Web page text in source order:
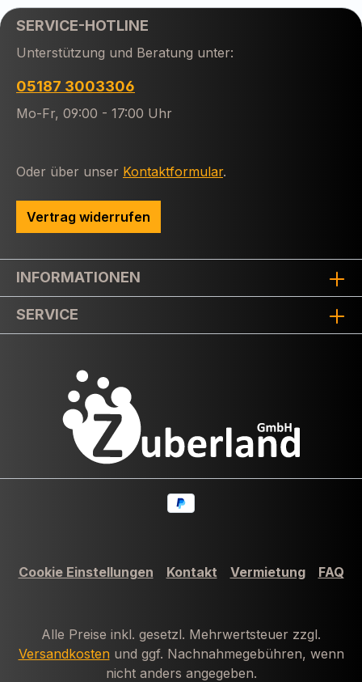
SERVICE-HOTLINE
Unterstützung und Beratung unter:
05187 3003306
Mo-Fr, 09:00 - 17:00 Uhr
Oder über unser Kontaktformular.
Vertrag widerrufen
INFORMATIONEN
SERVICE
Cookie Einstellungen Kontakt Vermietung FAQ
Alle Preise inkl. gesetzl. Mehrwertsteuer zzgl.
Versandkosten und ggf. Nachnahmegebühren, wenn
nicht anders angegeben.